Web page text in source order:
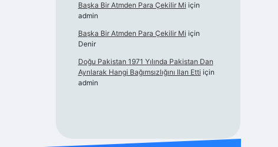
Başka Bir Atmden Para Çekilir Mi için
admin
Başka Bir Atmden Para Çekilir Mi için
Denir
Doğu Pakistan 1971 Yılında Pakistan Dan
Ayrılarak Hangi Bağımsızlığını Ilan Etti için
admin